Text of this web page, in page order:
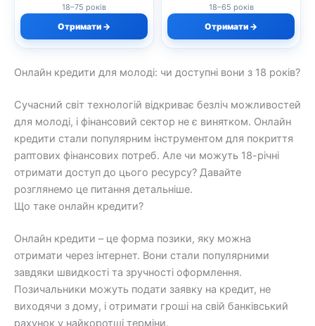
18–75 років
Отримати →
18–65 років
Отримати →
Онлайн кредити для молоді: чи доступні вони з 18 років?
Сучасний світ технологій відкриває безліч можливостей
для молоді, і фінансовий сектор не є винятком. Онлайн
кредити стали популярним інструментом для покриття
раптових фінансових потреб. Але чи можуть 18-річні
отримати доступ до цього ресурсу? Давайте
розглянемо це питання детальніше.
Що таке онлайн кредити?
Онлайн кредити – це форма позики, яку можна
отримати через інтернет. Вони стали популярними
завдяки швидкості та зручності оформлення.
Позичальники можуть подати заявку на кредит, не
виходячи з дому, і отримати гроші на свій банківський
рахунок у найкоротші терміни.